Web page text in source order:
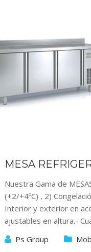
MESA
Nuestra Gama de
(+2/+4ºC) , 2)
Interior y exterior en
ajustables en altura.-
Ps Group